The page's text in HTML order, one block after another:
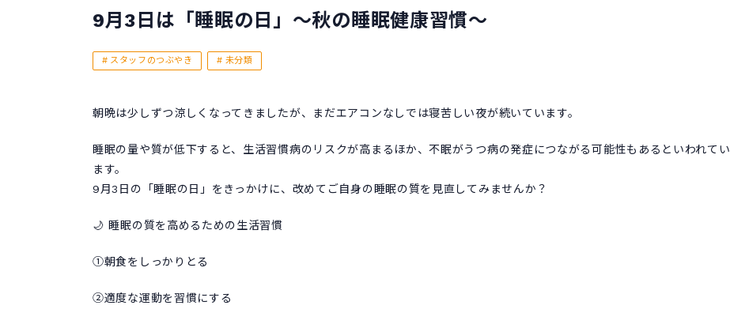
9月3日は「睡眠の日」～秋の睡眠健康習慣～
スタッフのつぶやき 未分類
朝晩は少しずつ涼しくなってきましたが、まだエアコンなしでは寝苦しい夜が続いています。
睡眠の量や質が低下すると、生活習慣病のリスクが高まるほか、不眠がうつ病の発症につながる可能性もあるといわれてい
ます。
9月3日の「睡眠の日」をきっかけに、改めてご自身の睡眠の質を見直してみませんか？
🌙 睡眠の質を高めるための生活習慣
①朝食をしっかりとる
②適度な運動を習慣にする